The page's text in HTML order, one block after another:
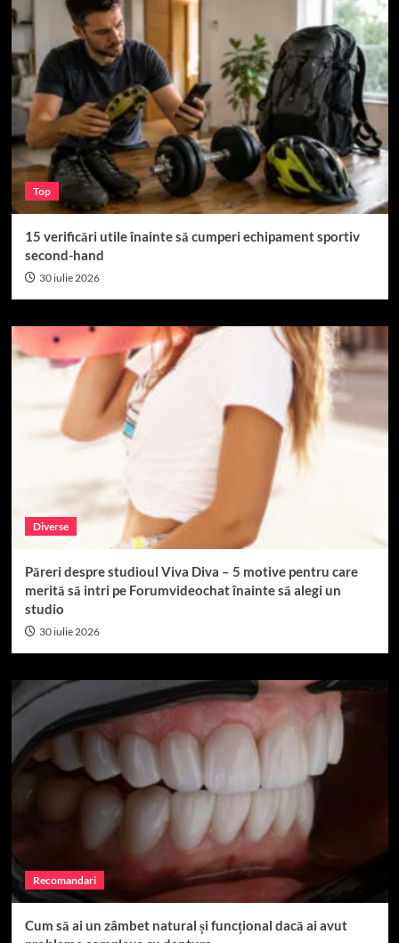
Top
15 verificări utile înainte să cumperi echipament sportiv
second-hand
30 iulie 2026
Diverse
Păreri despre studioul Viva Diva – 5 motive pentru care
merită să intri pe Forumvideochat înainte să alegi un
studio
30 iulie 2026
Recomandari
Cum să ai un zâmbet natural și funcțional dacă ai avut